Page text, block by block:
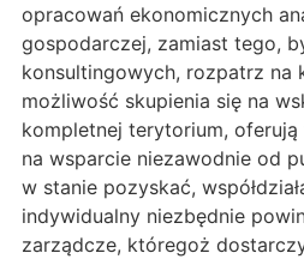
opracowań ekonomicznych
gospodarczej, zamiast tego,
konsultingowych, rozpatrz na
możliwość skupienia się na
kompletnej terytorium,
na wsparcie niezawodnie od
w stanie pozyskać,
indywidualny niezbędnie
zarządcze, któregoż